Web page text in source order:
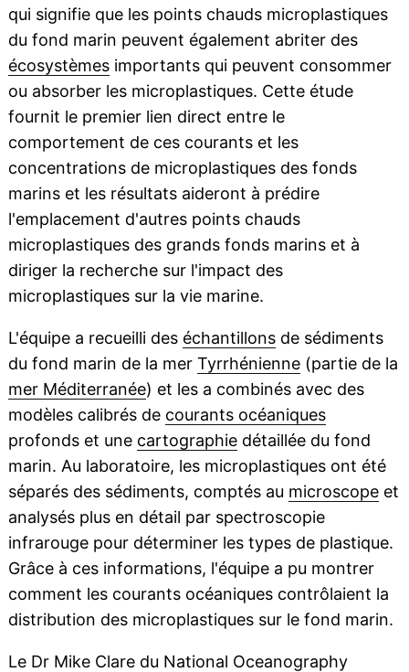
qui signifie que les points chauds microplastiques
du fond marin peuvent également abriter des
écosystèmesimportants qui peuvent consommer
ou absorber les microplastiques. Cette étude
fournit le premier lien direct entre le
comportement de ces courants et les
concentrations de microplastiques des fonds
marins et les résultats aideront à prédire
l'emplacement d'autres points chauds
microplastiques des grands fonds marins et à
diriger la recherche sur l'impact des
microplastiques sur la vie marine.
L'équipe a recueilli des échantillonsde sédiments
du fond marin de la mer Tyrrhénienne(partie de la
mer Méditerranée) et les a combinés avec des
modèles calibrés de courants océaniques
profonds et une cartographiedétaillée du fond
marin. Au laboratoire, les microplastiques ont été
séparés des sédiments, comptés au microscopeet
analysés plus en détail par spectroscopie
infrarouge pour déterminer les types de plastique.
Grâce à ces informations, l'équipe a pu montrer
comment les courants océaniques contrôlaient la
distribution des microplastiques sur le fond marin.
Le Dr Mike Clare du National Oceanography